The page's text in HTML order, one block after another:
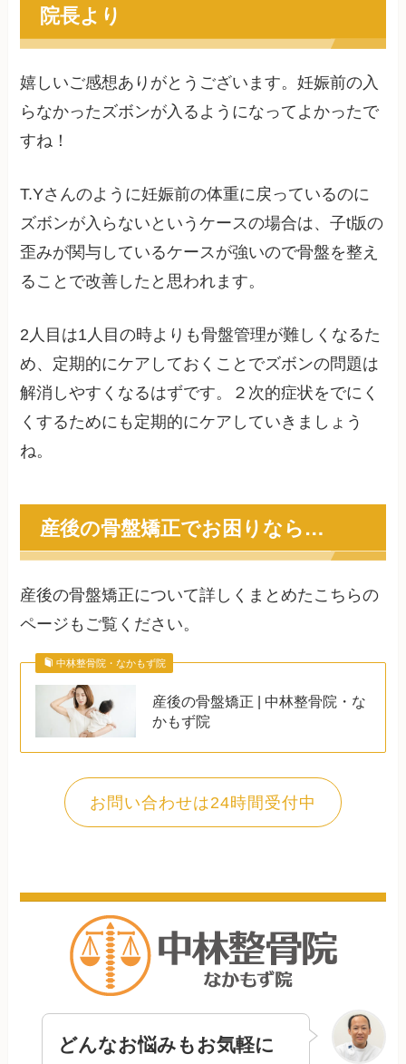
院長より
嬉しいご感想ありがとうございます。妊娠前の入
らなかったズボンが入るようになってよかったで
すね！
T.Yさんのように妊娠前の体重に戻っているのに
ズボンが入らないというケースの場合は、子t版の
歪みが関与しているケースが強いので骨盤を整え
ることで改善したと思われます。
2人目は1人目の時よりも骨盤管理が難しくなるた
め、定期的にケアしておくことでズボンの問題は
解消しやすくなるはずです。２次的症状をでにく
くするためにも定期的にケアしていきましょう
ね。
産後の骨盤矯正でお困りなら…
産後の骨盤矯正について詳しくまとめたこちらの
ページもご覧ください。
中林整骨院・なかもず院
産後の骨盤矯正 | 中林整骨院・な
かもず院
お問い合わせは24時間受付中
どんなお悩みもお気軽に